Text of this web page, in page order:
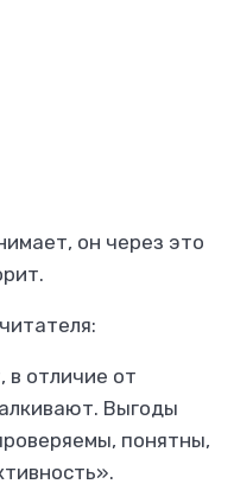
он через это
отличие от
Выгоды
понятны,